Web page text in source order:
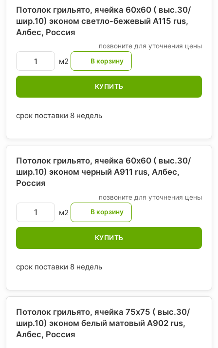
Потолок грильято, ячейка 60х60 ( выс.30/
шир.10) эконом светло-бежевый А115 rus,
Албес, Россия
позвоните для уточнения цены
м2
КУПИТЬ
срок поставки 8 недель
Потолок грильято, ячейка 60х60 ( выс.30/
шир.10) эконом черный А911 rus, Албес,
Россия
позвоните для уточнения цены
м2
КУПИТЬ
срок поставки 8 недель
Потолок грильято, ячейка 75х75 ( выс.30/
шир.10) эконом белый матовый А902 rus,
Албес, Россия